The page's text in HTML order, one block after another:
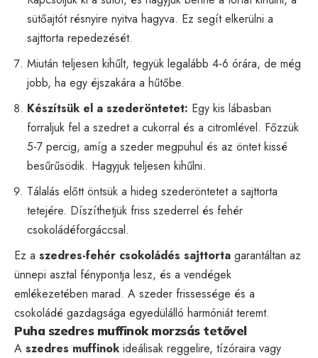
sütőajtót résnyire nyitva hagyva. Ez segít elkerülni a
sajttorta repedezését.
Miután teljesen kihűlt, tegyük legalább 4-6 órára, de még
jobb, ha egy éjszakára a hűtőbe.
Készítsük el a szederöntetet: Egy kis lábasban
forraljuk fel a szedret a cukorral és a citromlével. Főzzük
5-7 percig, amíg a szeder megpuhul és az öntet kissé
besűrűsödik. Hagyjuk teljesen kihűlni.
Tálalás előtt öntsük a hideg szederöntetet a sajttorta
tetejére. Díszíthetjük friss szederrel és fehér
csokoládéforgáccsal.
Ez a szedres-fehér csokoládés sajttorta garantáltan az
ünnepi asztal fénypontja lesz, és a vendégek
emlékezetében marad. A szeder frissessége és a
csokoládé gazdagsága egyedülálló harmóniát teremt.
Puha szedres muffinok morzsás tetővel
A szedres muffinok ideálisak reggelire, tízóraira vagy